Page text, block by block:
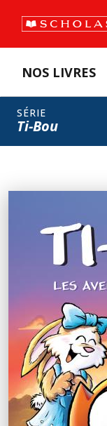
NOS LIVRES
SÉRIE
Ti-Bou